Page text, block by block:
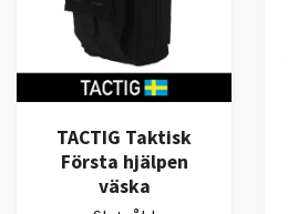
TACTIG Taktisk
Första hjälpen
väska